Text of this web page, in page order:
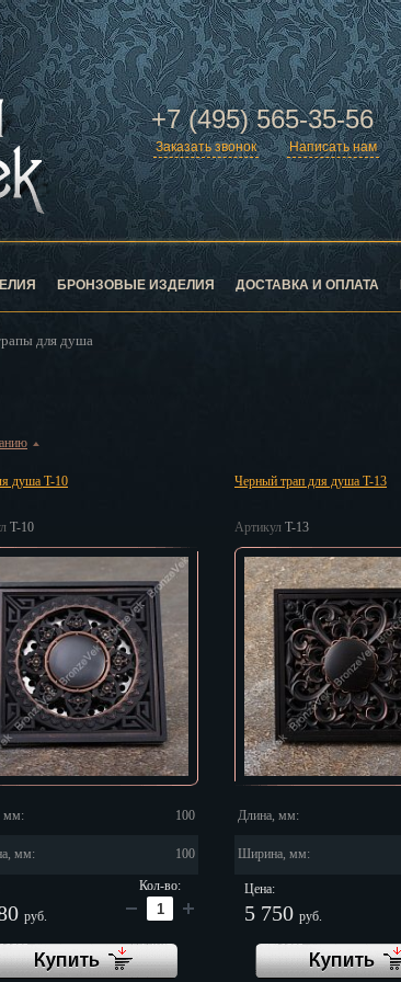
Анадырь
Архангельск
Астрахань
Барнаул
Белгород
Биробиджан
Благовещенск
Брянск
Великий Новгород
Владивосток
Волгоград
Дзержинск
Зеленоград
Ижевск
Иркутск
Йошкар-Ола
Казань
Калининград
Калуга
Кемерово
Киров
Кострома
Курск
Кызыл
+7 (495) 565-35-56
Заказать звонок Написать нам
БРОНЗОВЫЕ ИЗДЕЛИЯ ДОСТАВКА И ОПЛАТА
для душа
▲
душа T-10
T-10
мм: 100
мм: 100
руб.
Кол-во:
Черный трап для душа T-13
Артикул T-13
Длина, мм:
Ширина, мм:
Цена:
5 750 руб.
Купить